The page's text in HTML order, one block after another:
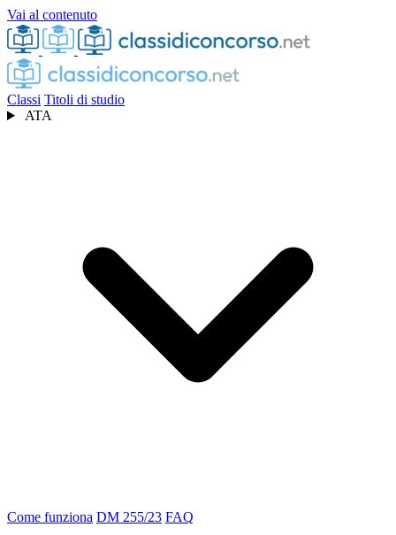
Vai al contenuto
Classi Titoli di studio
ATA
Come funziona DM 255/23 FAQ